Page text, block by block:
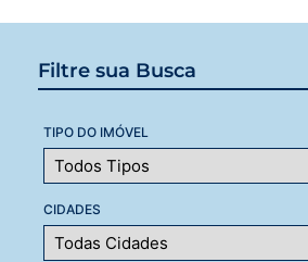
Filtre sua Busca
TIPO DO IMÓVEL
CIDADES